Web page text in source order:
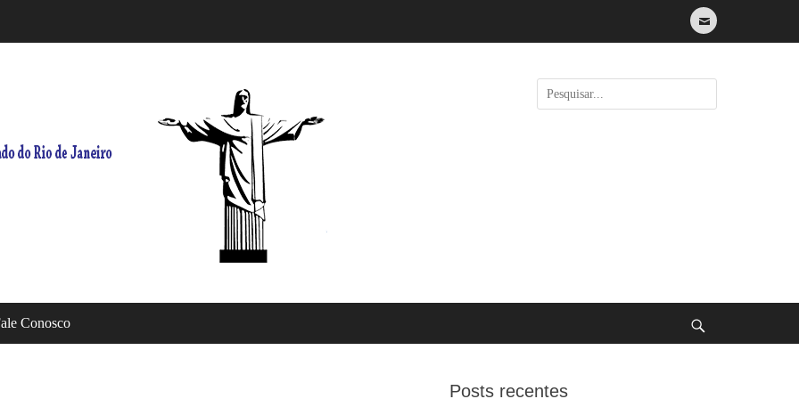
E-
Pesquisar
por:
Conosco
Posts recentes